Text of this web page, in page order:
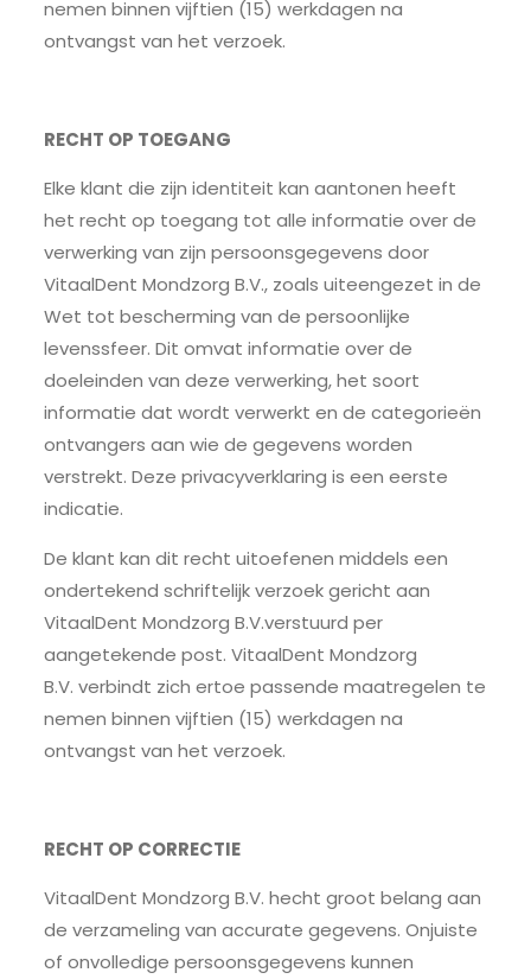
nemen binnen vijftien (15) werkdagen na
ontvangst van het verzoek.
RECHT OP TOEGANG
Elke klant die zijn identiteit kan aantonen heeft
het recht op toegang tot alle informatie over de
verwerking van zijn persoonsgegevens door
VitaalDent Mondzorg B.V., zoals uiteengezet in de
Wet tot bescherming van de persoonlijke
levenssfeer. Dit omvat informatie over de
doeleinden van deze verwerking, het soort
informatie dat wordt verwerkt en de categorieën
ontvangers aan wie de gegevens worden
verstrekt. Deze privacyverklaring is een eerste
indicatie.
De klant kan dit recht uitoefenen middels een
ondertekend schriftelijk verzoek gericht aan
VitaalDent Mondzorg B.V.verstuurd per
aangetekende post. VitaalDent Mondzorg
B.V. verbindt zich ertoe passende maatregelen te
nemen binnen vijftien (15) werkdagen na
ontvangst van het verzoek.
RECHT OP CORRECTIE
VitaalDent Mondzorg B.V. hecht groot belang aan
de verzameling van accurate gegevens. Onjuiste
of onvolledige persoonsgegevens kunnen